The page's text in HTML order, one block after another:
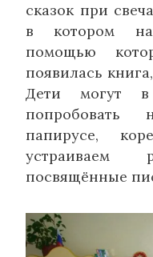
сказок при
в котором
помощью
появилась
Дети могут
попробовать
папирусе,
устраиваем
посвящённые